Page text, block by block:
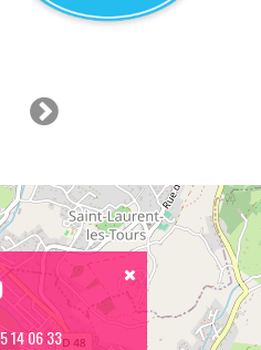
14 06 33